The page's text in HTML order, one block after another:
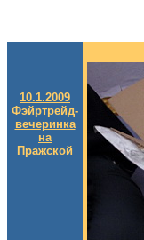
10.1.2009
Фэйртрейд-
вечеринка
на
Пражской